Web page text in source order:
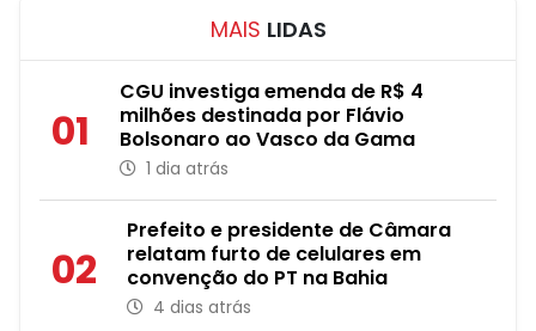
MAIS LIDAS
01
CGU investiga emenda de R$ 4
milhões destinada por Flávio
Bolsonaro ao Vasco da Gama
1 dia atrás
02
Prefeito e presidente de Câmara
relatam furto de celulares em
convenção do PT na Bahia
4 dias atrás